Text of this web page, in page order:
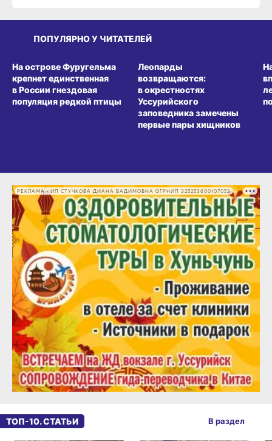
ПОПУЛЯРНО У ЧИТАТЕЛЕЙ
На острове Фуругельма
крепнет единственная
в России гнездовая
популяция редкой птицы
Леопарды
возвращаются:
в окрестностях
Уссурийского
заповедника замечены
первые пары хищников
РЕКЛАМА • ИП СТУЧКОВА ДИАНА ВАДИМОВНА ОГРНИП 325253600107053
ТОП-10. СТАТЬИ В раздел